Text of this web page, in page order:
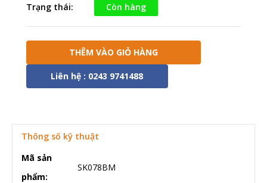
Trạng thái:
Còn hàng
THÊM VÀO GIỎ HÀNG
Liên hệ : 0243 9741488
Thông số kỹ thuật
Mã sản
phẩm:
SK078BM